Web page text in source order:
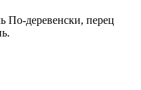
По-деревенски, перец